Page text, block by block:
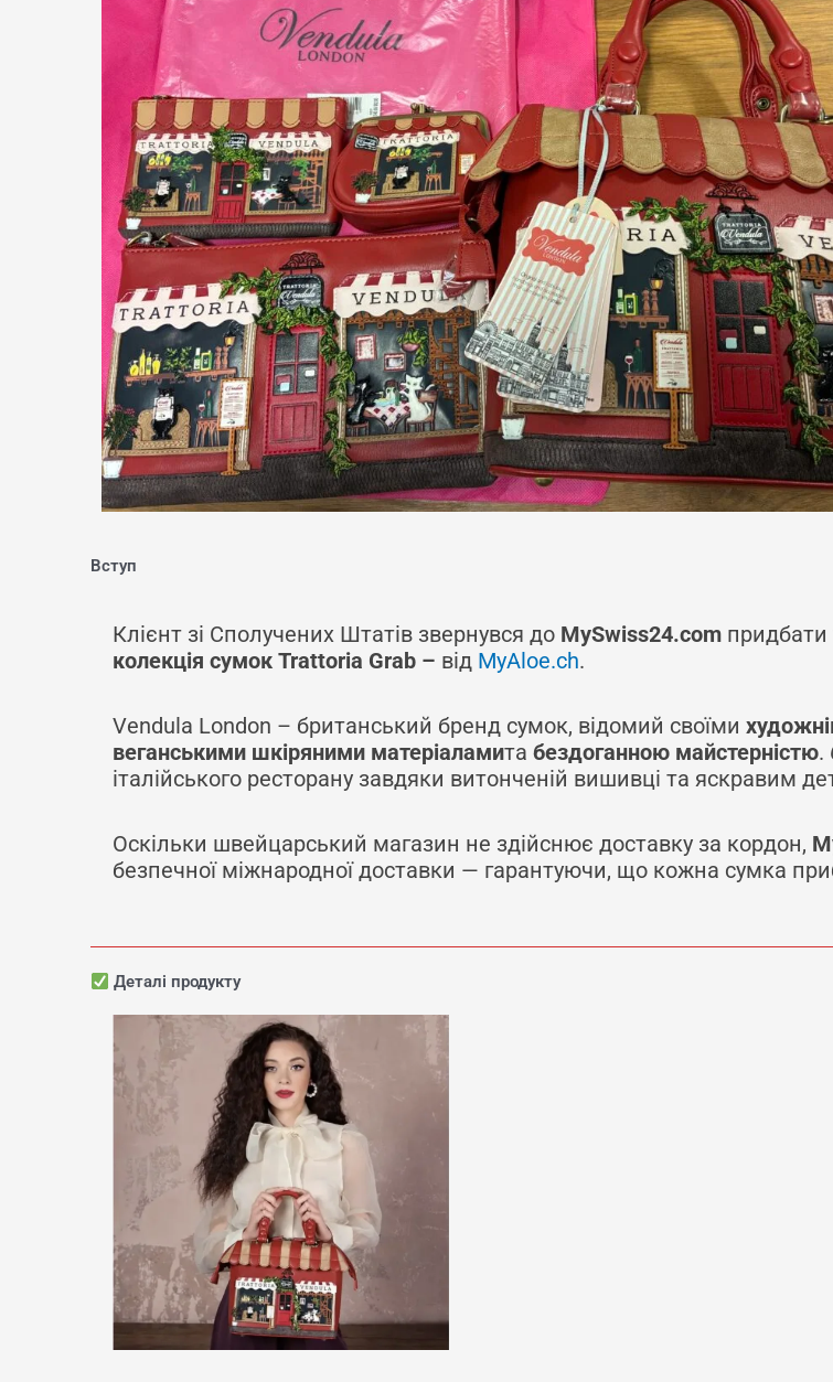
Вступ
Клієнт зі Сполучених Штатів звернувся до MySwiss24.com придбати
колекція сумок Trattoria Grab – від MyAloe.ch.
Vendula London – британський бренд сумок, відомий своїми
веганськими шкіряними матеріаламита бездоганною майстерністю.
італійського ресторану завдяки витонченій вишивці та яскравим
Оскільки швейцарський магазин не здійснює доставку за кордон,
безпечної міжнародної доставки — гарантуючи, що кожна сумка
Деталі продукту